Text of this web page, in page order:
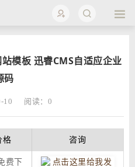
模板 迅睿CMS自适应企业
码
10 阅读： 0
格 咨询
费下